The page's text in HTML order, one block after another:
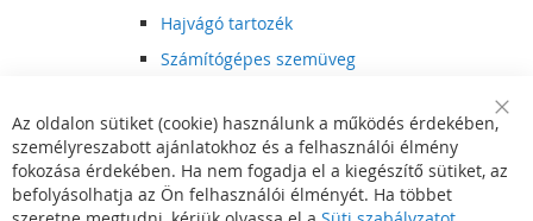
Hajvágó tartozék
Számítógépes szemüveg
Hajvágó kiegészítő
Szórakoztató elektronika
Multimédia
DVD, BluRay lejátszó
Bar
Az oldalon sütiket (cookie) használunk a működés érdekében,
személyreszabott ajánlatokhoz és a felhasználói élmény
fokozása érdekében. Ha nem fogadja el a kiegészítő sütiket, az
befolyásolhatja az Ön felhasználói élményét. Ha többet